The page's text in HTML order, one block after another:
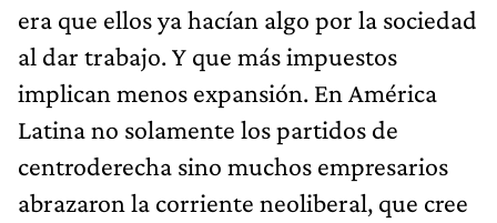
era que ellos ya hacían algo por la sociedad
al dar trabajo. Y que más impuestos
implican menos expansión. En América
Latina no solamente los partidos de
centroderecha sino muchos empresarios
abrazaron la corriente neoliberal, que cree